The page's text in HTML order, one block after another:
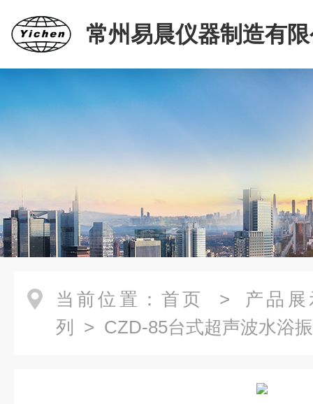
常州易晨仪器制造有
当前位置： 首页 > 产品展
列
> CZD-85台式超声波水浴